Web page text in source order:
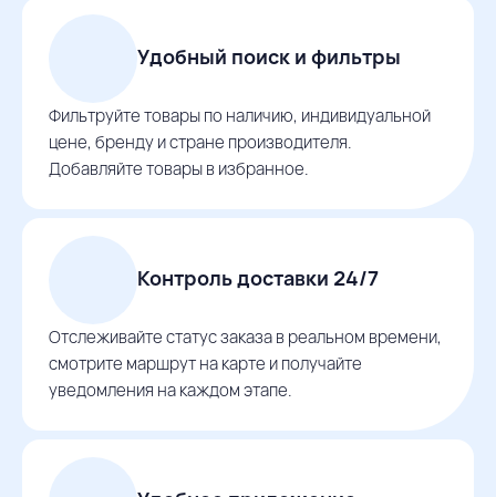
Удобный поиск и фильтры
Фильтруйте товары по наличию, индивидуальной
цене, бренду и стране производителя.
Добавляйте товары в избранное.
Контроль доставки 24/7
Отслеживайте статус заказа в реальном времени,
смотрите маршрут на карте и получайте
уведомления на каждом этапе.